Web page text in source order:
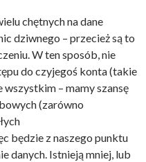
chętnych na dane
dziwnego – przecież są to
W ten sposób, nie
do czyjegoś konta (takie
– mamy szansę
(zarówno
będzie z naszego punktu
danych. Istnieją mniej, lub